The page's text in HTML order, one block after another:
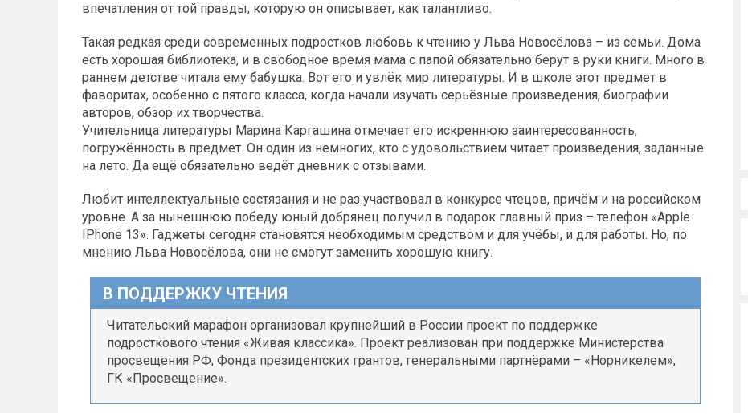
впечатления от той правды, которую он описывает, как талантливо.
Такая редкая среди современных подростков любовь к чтению у Льва Новосёлова – из семьи. Дома
есть хорошая библиотека, и в свободное время мама с папой обязательно берут в руки книги. Много в
раннем детстве читала ему бабушка. Вот его и увлёк мир литературы. И в школе этот предмет в
фаворитах, особенно с пятого класса, когда начали изучать серьёзные произведения, биографии
авторов, обзор их творчества.
Учительница литературы Марина Каргашина отмечает его искреннюю заинтересованность,
погружённость в предмет. Он один из немногих, кто с удовольствием читает произведения, заданные
на лето. Да ещё обязательно ведёт дневник с отзывами.
Любит интеллектуальные состязания и не раз участвовал в конкурсе чтецов, причём и на российском
уровне. А за нынешнюю победу юный добрянец получил в подарок главный приз – телефон «Apple
IPhone 13». Гаджеты сегодня становятся необходимым средством и для учёбы, и для работы. Но, по
мнению Льва Новосёлова, они не смогут заменить хорошую книгу.
В ПОДДЕРЖКУ ЧТЕНИЯ
Читательский марафон организовал крупнейший в России проект по поддержке
подросткового чтения «Живая классика». Проект реализован при поддержке Министерства
просвещения РФ, Фонда президентских грантов, генеральными партнёрами – «Норникелем»,
ГК «Просвещение».